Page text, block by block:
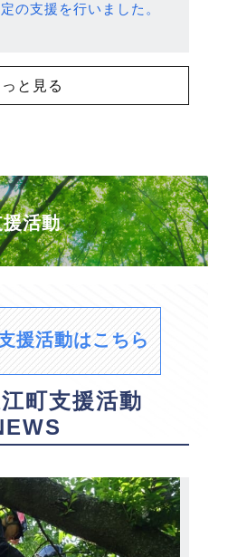
の支援を行いました。
っと見る
活動
援活動はこちら
町支援活動